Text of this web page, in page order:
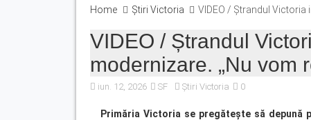
Home Știri Victoria VIDEO / Ștrandul Victoria
VIDEO / Ștrandul
modernizare. „Nu vom
iun. 12, 2026 SF Știri Victoria 0
Primăria Victoria se pregătește să